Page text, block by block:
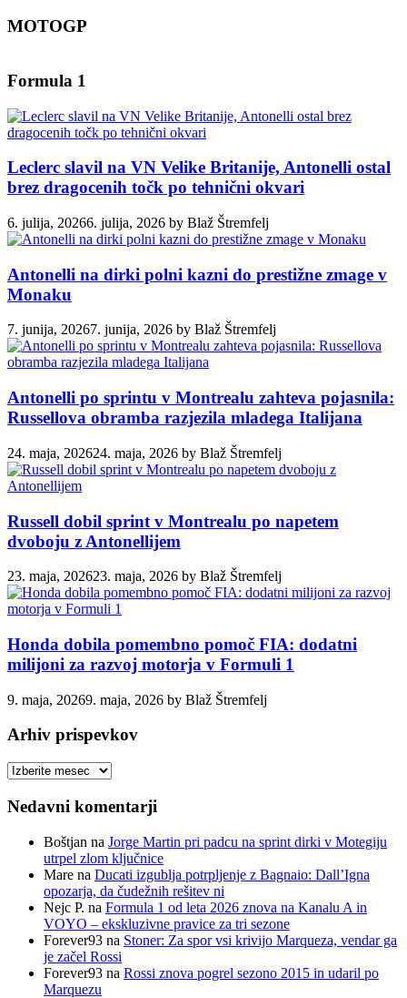
MOTOGP
Formula 1
Leclerc slavil na VN Velike Britanije, Antonelli ostal
brez dragocenih točk po tehnični okvari
6. julija, 20266. julija, 2026 by Blaž Štremfelj
Antonelli na dirki polni kazni do prestižne zmage v
Monaku
7. junija, 20267. junija, 2026 by Blaž Štremfelj
Antonelli po sprintu v Montrealu zahteva pojasnila:
Russellova obramba razjezila mladega Italijana
24. maja, 202624. maja, 2026 by Blaž Štremfelj
Russell dobil sprint v Montrealu po napetem
dvoboju z Antonellijem
23. maja, 202623. maja, 2026 by Blaž Štremfelj
Honda dobila pomembno pomoč FIA: dodatni
milijoni za razvoj motorja v Formuli 1
9. maja, 20269. maja, 2026 by Blaž Štremfelj
Arhiv prispevkov
Arhiv
Nedavni komentarji
Boštjan na Jorge Martin pri padcu na sprint dirki v Motegiju
utrpel zlom ključnice
Mare na Ducati izgublja potrpljenje z Bagnaio: Dall’Igna
opozarja, da čudežnih rešitev ni
Nejc P. na Formula 1 od leta 2026 znova na Kanalu A in
VOYO – ekskluzivne pravice za tri sezone
Forever93 na Stoner: Za spor vsi krivijo Marqueza, vendar ga
je začel Rossi
Forever93 na Rossi znova pogrel sezono 2015 in udaril po
Marquezu